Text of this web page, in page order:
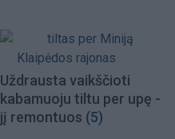
Klaipėdos rajonas
Uždrausta vaikščioti
kabamuoju tiltu per upę -
jį remontuos (5)